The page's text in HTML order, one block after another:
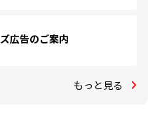
広告のご案内
もっと見る